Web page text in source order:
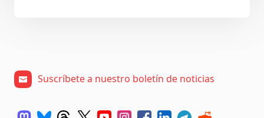
Suscríbete a nuestro boletín de noticias